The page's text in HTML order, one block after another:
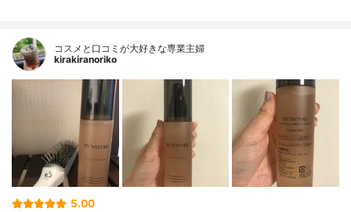
コスメと口コミが大好きな専業主婦
kirakiranoriko
5.00